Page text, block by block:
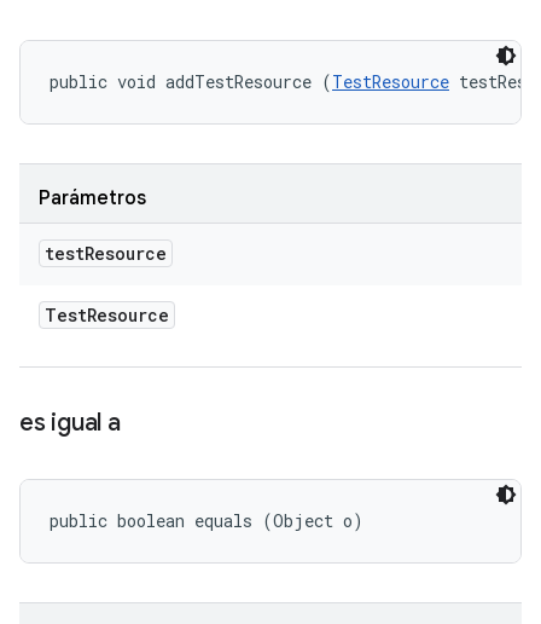
public void addTestResource (TestResource
Parámetros
testResource
TestResource
es igual a
public boolean equals (Object o)